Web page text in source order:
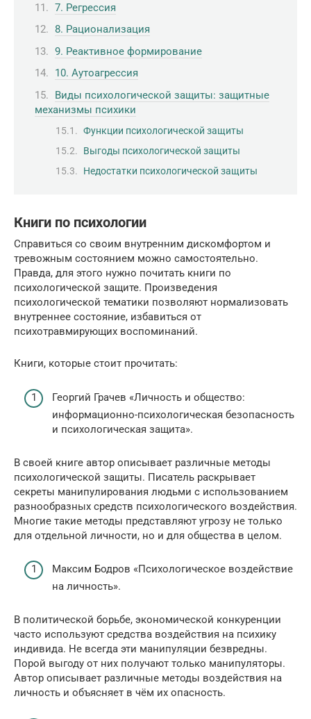
7. Регрессия
8. Рационализация
9. Реактивное формирование
10. Аутоагрессия
Виды психологической защиты: защитные
механизмы психики
Функции психологической защиты
Выгоды психологической защиты
Недостатки психологической защиты
Книги по психологии
Справиться со своим внутренним дискомфортом и
тревожным состоянием можно самостоятельно.
Правда, для этого нужно почитать книги по
психологической защите. Произведения
психологической тематики позволяют нормализовать
внутреннее состояние, избавиться от
психотравмирующих воспоминаний.
Книги, которые стоит прочитать:
Георгий Грачев «Личность и общество:
информационно-психологическая безопасность
и психологическая защита».
В своей книге автор описывает различные методы
психологической защиты. Писатель раскрывает
секреты манипулирования людьми с использованием
разнообразных средств психологического воздействия.
Многие такие методы представляют угрозу не только
для отдельной личности, но и для общества в целом.
Максим Бодров «Психологическое воздействие
на личность».
В политической борьбе, экономической конкуренции
часто используют средства воздействия на психику
индивида. Не всегда эти манипуляции безвредны.
Порой выгоду от них получают только манипуляторы.
Автор описывает различные методы воздействия на
личность и объясняет в чём их опасность.